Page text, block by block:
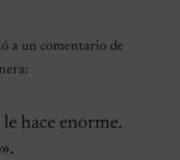
a un comentario de
hace enorme.